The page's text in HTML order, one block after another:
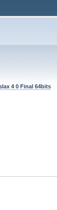
4 0 Final 64bits